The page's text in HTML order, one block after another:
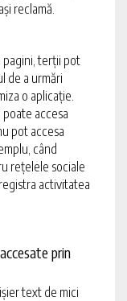
reclamă.
terții pot
de a urmări
o aplicație.
accesa
pot accesa
când
rețelele sociale
activitatea
prin
text de mici